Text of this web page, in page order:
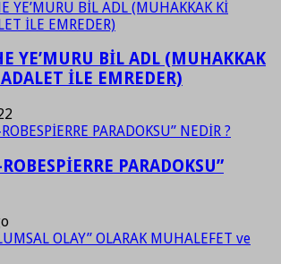
YE’MURU BİL ADL (MUHAKKAK
İLE EMREDER)
PARADOKSU”